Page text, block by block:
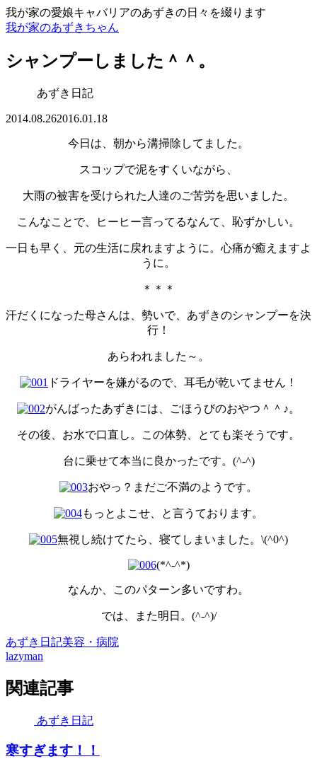
我が家の愛娘キャバリアのあずきの日々を綴ります
我が家のあずきちゃん
シャンプーしました＾＾。
あずき日記
2014.08.262016.01.18
今日は、朝から溝掃除してました。
スコップで泥をすくいながら、
大雨の被害を受けられた人達のご苦労を思いました。
こんなことで、ヒーヒー言ってるなんて、恥ずかしい。
一日も早く、元の生活に戻れますように。心痛が癒えますよ
うに。
＊＊＊
汗だくになった母さんは、勢いで、あずきのシャンプーを決
行！
あらわれました～。
ドライヤーを嫌がるので、耳毛が乾いてません！
がんばったあずきには、ごほうびのおやつ＾＾♪。
その後、お水で口直し。この体勢、とても楽そうです。
台に乗せて本当に良かったです。(^-^)
おやっ？まだご不満のようです。
もっとよこせ、と言うております。
無視し続けてたら、寝てしまいました。\(^0^)
(*^-^*)
なんか、このパターン多いですわ。
では、また明日。(^-^)/
あずき日記美容・病院
lazyman
関連記事
あずき日記
寒すぎます！！